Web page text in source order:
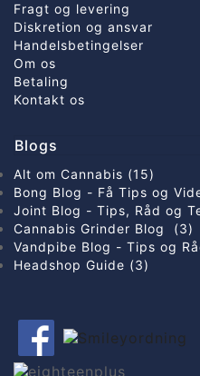
Fragt og levering
Diskretion og ansvar
Handelsbetingelser
Om os
Betaling
Kontakt os
Blogs
Alt om Cannabis (15)
Bong Blog - Få Tips og
Joint Blog - Tips, Råd og
Cannabis Grinder Blog (3)
Vandpibe Blog - Tips og
Headshop Guide (3)